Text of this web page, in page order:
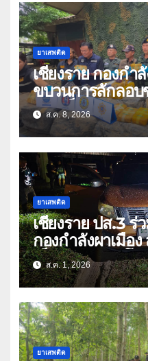
ยาเสพติด
เชียงราย กองกำ
ขบวนการลักลอ
ล้านเม็ด
ส.ค. 8, 2026
ยาเสพติด
เชียงราย ปส.3 ร่
กองกำลังผาเมือ
เม็ด เครือข่าย โ
ส.ค. 1, 2026
ยาเสพติด